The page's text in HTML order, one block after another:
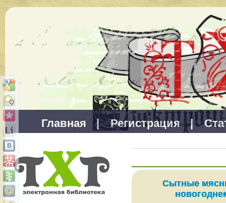
Главная | Регистрация |
Сытные